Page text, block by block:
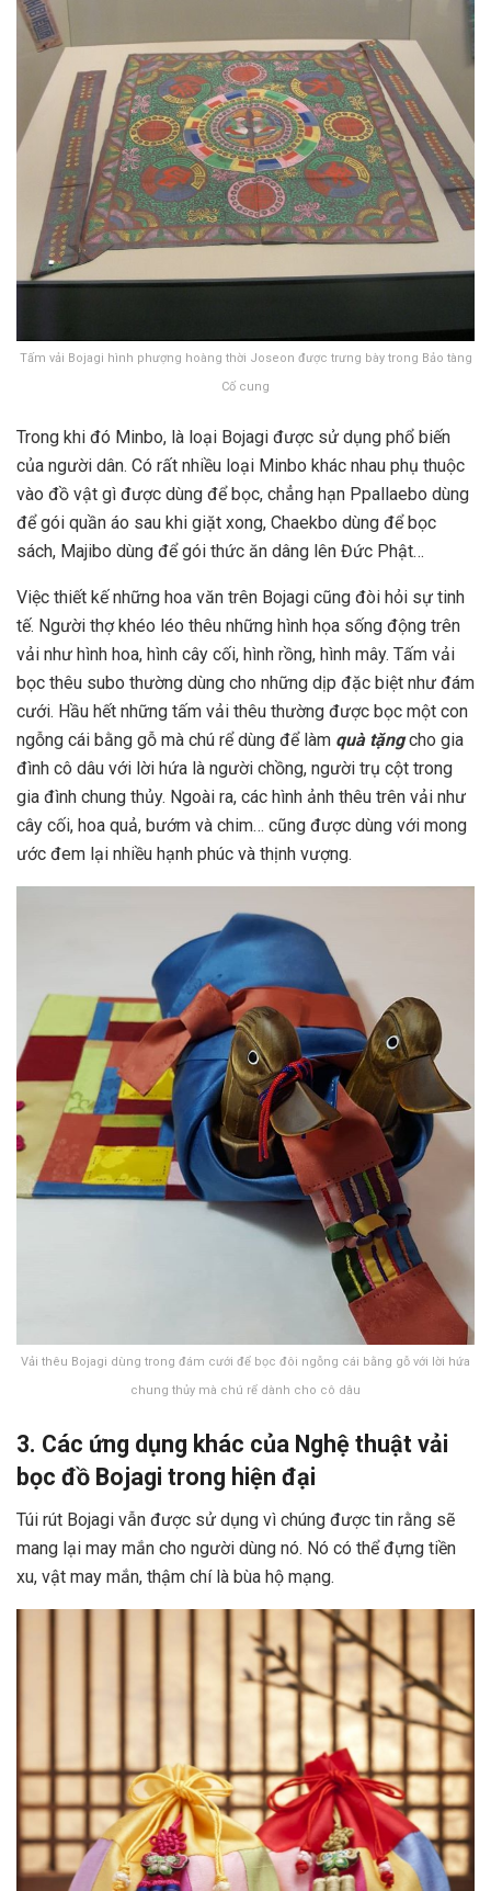
Tấm vải Bojagi hình phượng hoàng thời Joseon được trưng bày trong Bảo tàng
Cố cung
Trong khi đó Minbo, là loại Bojagi được sử dụng phổ biến
của người dân. Có rất nhiều loại Minbo khác nhau phụ thuộc
vào đồ vật gì được dùng để bọc, chẳng hạn Ppallaebo dùng
để gói quần áo sau khi giặt xong, Chaekbo dùng để bọc
sách, Majibo dùng để gói thức ăn dâng lên Đức Phật…
Việc thiết kế những hoa văn trên Bojagi cũng đòi hỏi sự tinh
tế. Người thợ khéo léo thêu những hình họa sống động trên
vải như hình hoa, hình cây cối, hình rồng, hình mây. Tấm vải
bọc thêu subo thường dùng cho những dịp đặc biệt như đám
cưới. Hầu hết những tấm vải thêu thường được bọc một con
ngỗng cái bằng gỗ mà chú rể dùng để làm quà tặngcho gia
đình cô dâu với lời hứa là người chồng, người trụ cột trong
gia đình chung thủy. Ngoài ra, các hình ảnh thêu trên vải như
cây cối, hoa quả, bướm và chim… cũng được dùng với mong
ước đem lại nhiều hạnh phúc và thịnh vượng.
Vải thêu Bojagi dùng trong đám cưới để bọc đôi ngỗng cái bằng gỗ với lời hứa
chung thủy mà chú rể dành cho cô dâu
3. Các ứng dụng khác của Nghệ thuật vải
bọc đồ Bojagi trong hiện đại
Túi rút Bojagi vẫn được sử dụng vì chúng được tin rằng sẽ
mang lại may mắn cho người dùng nó. Nó có thể đựng tiền
xu, vật may mắn, thậm chí là bùa hộ mạng.